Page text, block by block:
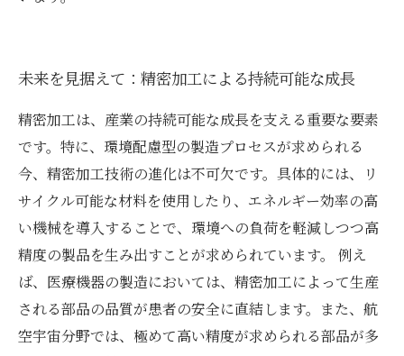
未来を見据えて：精密加工による持続可能な成長
精密加工は、産業の持続可能な成長を支える重要な要素
です。特に、環境配慮型の製造プロセスが求められる
今、精密加工技術の進化は不可欠です。具体的には、リ
サイクル可能な材料を使用したり、エネルギー効率の高
い機械を導入することで、環境への負荷を軽減しつつ高
精度の製品を生み出すことが求められています。 例え
ば、医療機器の製造においては、精密加工によって生産
される部品の品質が患者の安全に直結します。また、航
空宇宙分野では、極めて高い精度が求められる部品が多